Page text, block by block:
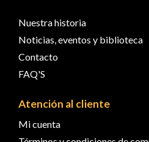
Nuestra historia
Noticias, eventos y biblioteca
Contacto
FAQ'S
Atención al cliente
Mi cuenta